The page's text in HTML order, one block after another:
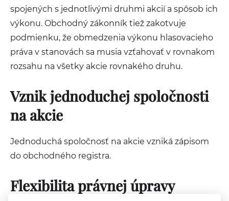
spojených s jednotlivými druhmi akcií a spôsob ich
výkonu. Obchodný zákonník tiež zakotvuje
podmienku, že obmedzenia výkonu hlasovacieho
práva v stanovách sa musia vzťahovať v rovnakom
rozsahu na všetky akcie rovnakého druhu.
Vznik jednoduchej spoločnosti
na akcie
Jednoduchá spoločnosť na akcie vzniká zápisom
do obchodného registra.
Flexibilita právnej úpravy